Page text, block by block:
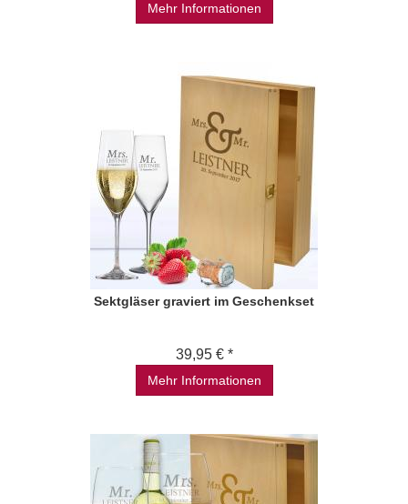
Mehr Informationen
Sektgläser graviert im Geschenkset
39,95 € *
Mehr Informationen